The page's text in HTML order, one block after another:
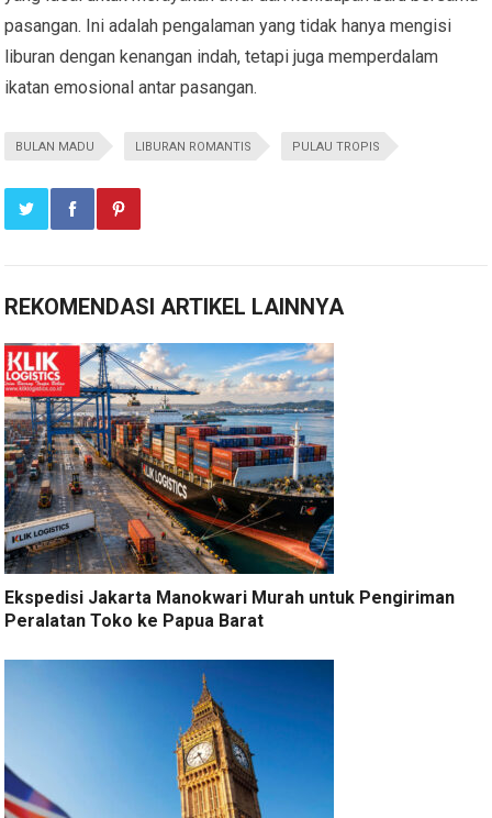
pasangan. Ini adalah pengalaman yang tidak hanya mengisi
liburan dengan kenangan indah, tetapi juga memperdalam
ikatan emosional antar pasangan.
BULAN MADU LIBURAN ROMANTIS PULAU TROPIS
REKOMENDASI ARTIKEL LAINNYA
Ekspedisi Jakarta Manokwari Murah untuk Pengiriman
Peralatan Toko ke Papua Barat